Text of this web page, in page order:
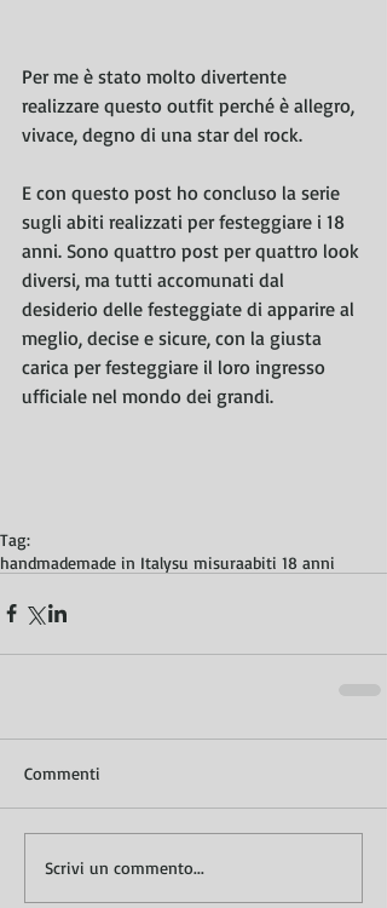
Per me è stato molto divertente
realizzare questo outfit perché è allegro,
vivace, degno di una star del rock.
E con questo post ho concluso la serie
sugli abiti realizzati per festeggiare i 18
anni. Sono quattro post per quattro look
diversi, ma tutti accomunati dal
desiderio delle festeggiate di apparire al
meglio, decise e sicure, con la giusta
carica per festeggiare il loro ingresso
ufficiale nel mondo dei grandi.
Tag:
handmademade in Italysu misuraabiti 18 anni
Commenti
Scrivi un commento...